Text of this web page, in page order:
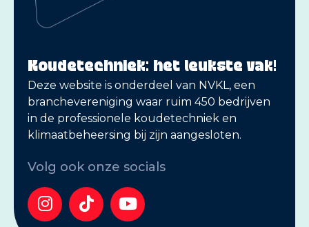
Koudetechniek: het leukste vak!
Deze website is onderdeel van NVKL, een
branchevereniging waar ruim 450 bedrijven
in de professionele koudetechniek en
klimaatbeheersing bij zijn aangesloten.
Volg ook onze socials